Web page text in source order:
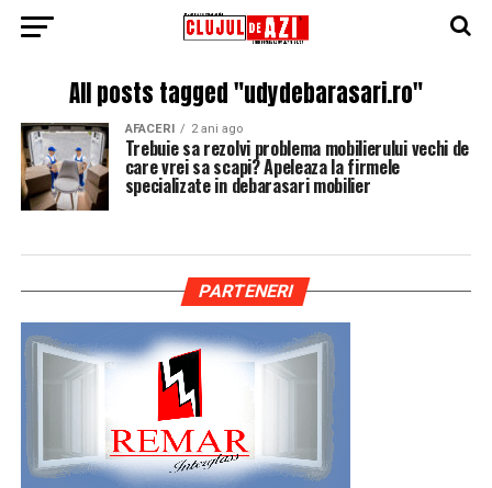
All posts tagged "udydebarasari.ro"
AFACERI 2 ani ago
Trebuie sa rezolvi problema mobilierului vechi de
care vrei sa scapi? Apeleaza la firmele
specializate in debarasari mobilier
PARTENERI